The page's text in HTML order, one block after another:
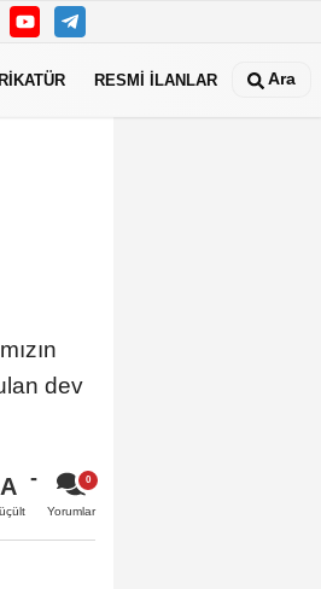
RESMİ İLANLAR Ara
dev
A
Yorumlar